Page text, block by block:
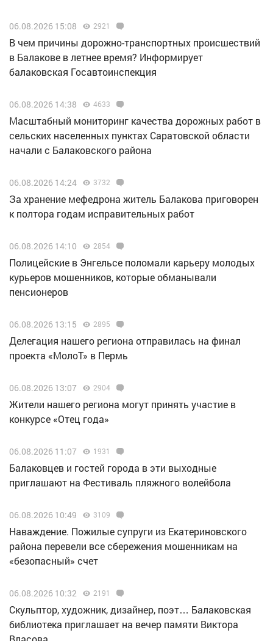
06.08.2026 15:08 2921
В чем причины дорожно-транспортных происшествий
в Балакове в летнее время? Информирует
балаковская Госавтоинспекция
06.08.2026 14:38 4633
Масштабный мониторинг качества дорожных работ в
сельских населенных пунктах Саратовской области
начали с Балаковского района
06.08.2026 14:24 3732
За хранение мефедрона житель Балакова приговорен
к полтора годам исправительных работ
06.08.2026 14:10 2854
Полицейские в Энгельсе поломали карьеру молодых
курьеров мошенников, которые обманывали
пенсионеров
06.08.2026 13:15 2895
Делегация нашего региона отправилась на финал
проекта «МолоТ» в Пермь
06.08.2026 13:07 2904
Жители нашего региона могут принять участие в
конкурсе «Отец года»
06.08.2026 11:07 1931
Балаковцев и гостей города в эти выходные
приглашают на Фестиваль пляжного волейбола
06.08.2026 10:49 3109
Наваждение. Пожилые супруги из Екатериновского
района перевели все сбережения мошенникам на
«безопасный» счет
06.08.2026 10:32 2191
Скульптор, художник, дизайнер, поэт… Балаковская
библиотека приглашает на вечер памяти Виктора